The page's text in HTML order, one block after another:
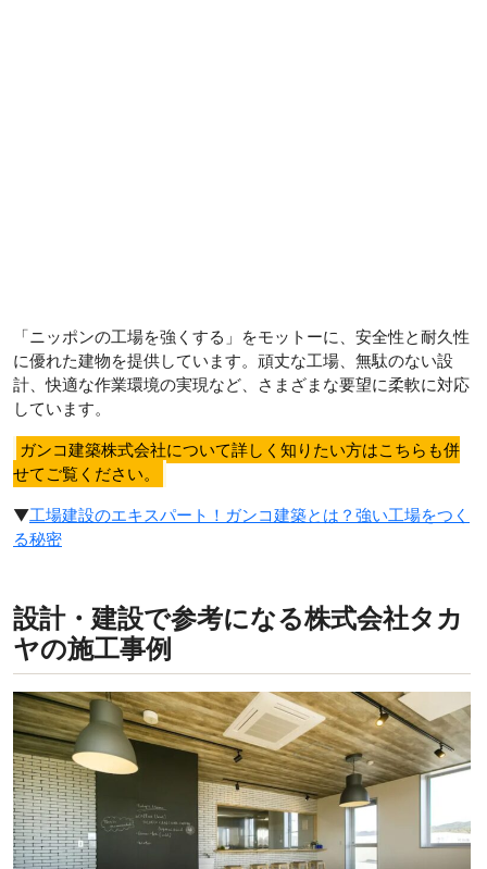
「ニッポンの工場を強くする」をモットーに、安全性と耐久性
に優れた建物を提供しています。頑丈な工場、無駄のない設
計、快適な作業環境の実現など、さまざまな要望に柔軟に対応
しています。
ガンコ建築株式会社について詳しく知りたい方はこちらも併
せてご覧ください。
▼工場建設のエキスパート！ガンコ建築とは？強い工場をつく
る秘密
設計・建設で参考になる株式会社タカ
ヤの施工事例